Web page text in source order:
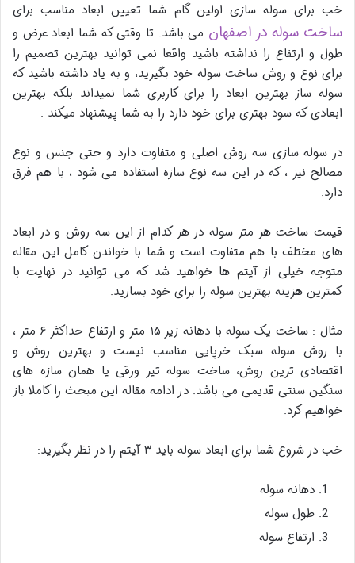
خب برای سوله سازی اولین گام شما تعیین ابعاد مناسب برای
ساخت سوله در اصفهان می باشد. تا وقتی که شما ابعاد عرض و
طول و ارتفاع را نداشته باشید واقعا نمی توانید بهترین تصمیم را
برای نوع و روش ساخت سوله خود بگیرید، و به یاد داشته باشید که
سوله ساز بهترین ابعاد را برای کاربری شما نمیداند بلکه بهترین
ابعادی که سود بهتری برای خود دارد را به شما پیشنهاد میکند .
در سوله سازی سه روش اصلی و متفاوت دارد و حتی جنس و نوع
مصالح نیز ، که در این سه نوع سازه استفاده می شود ، با هم فرق
دارد.
قیمت ساخت هر متر سوله در هر کدام از این سه روش و در ابعاد
های مختلف با هم متفاوت است و شما با خواندن کامل این مقاله
متوجه خیلی از آیتم ها خواهید شد که می توانید در نهایت با
کمترین هزینه بهترین سوله را برای خود بسازید.
مثال : ساخت یک سوله با دهانه زیر ۱۵ متر و ارتفاع حداکثر ۶ متر ،
با روش سوله سبک خرپایی مناسب نیست و بهترین روش و
اقتصادی ترین روش، ساخت سوله تیر ورقی یا همان سازه های
سنگین سنتی قدیمی می باشد. در ادامه مقاله این مبحث را کاملا باز
خواهیم کرد.
خب در شروع شما برای ابعاد سوله باید ۳ آیتم را در نظر بگیرید:
دهانه سوله
طول سوله
ارتفاع سوله